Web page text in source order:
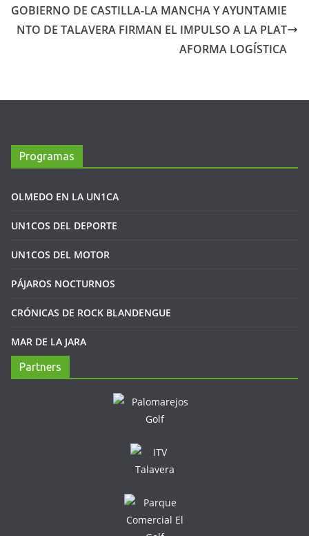
GOBIERNO DE CASTILLA-LA MANCHA Y AYUNTAMIE
NTO DE TALAVERA FIRMAN EL IMPULSO A LA PLAT
AFORMA LOGÍSTICA
Programas
OLMEDO EN LA UN1CA
UN1COS DEL DEPORTE
UN1COS DEL MOTOR
PÁJAROS NOCTURNOS
CRÓNICAS DE ROCK BLANDENGUE
MAR DE LA JARA
Partners